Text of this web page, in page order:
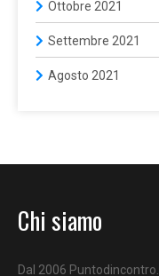
Ottobre 2021
Settembre 2021
Agosto 2021
Chi siamo
Dal 2006